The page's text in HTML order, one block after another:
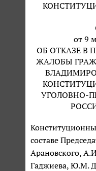
от 9
ОБ ОТКАЗЕ В
ЖАЛОБЫ
УГОЛОВНО-
составе
Арановского,
Гаджиева, Ю.М.